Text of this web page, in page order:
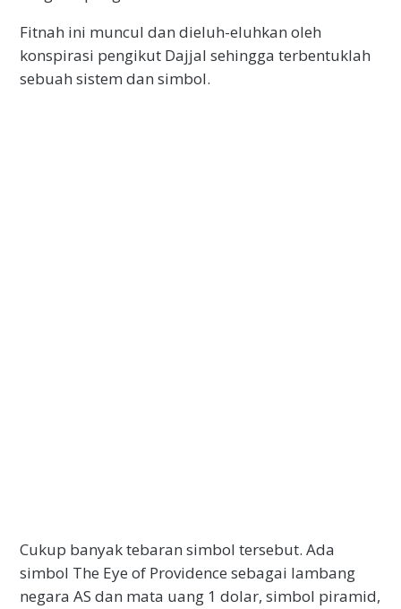
Fitnah ini muncul dan dieluh-eluhkan oleh
konspirasi pengikut Dajjal sehingga terbentuklah
sebuah sistem dan simbol.
Cukup banyak tebaran simbol tersebut. Ada
simbol The Eye of Providence sebagai lambang
negara AS dan mata uang 1 dolar, simbol piramid,